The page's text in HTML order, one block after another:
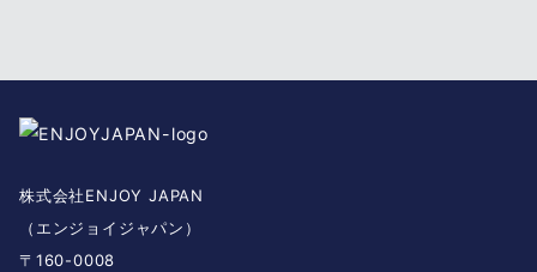
株式会社ENJOY JAPAN
（エンジョイジャパン）
〒160-0008